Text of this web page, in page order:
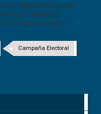
Barriales iniciaron este
Los candidatos
en que se cierra la
Campaña Electoral